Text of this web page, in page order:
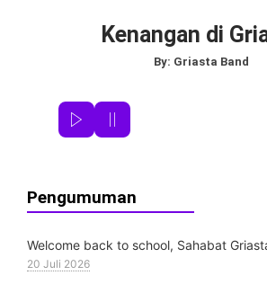
Kenangan di
By: Griasta Band
Pengumuman
Welcome back to school, Sahabat
20 Juli 2026